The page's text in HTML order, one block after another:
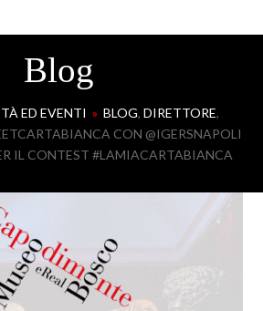
Blog
ED EVENTI » BLOG, DIRETTORE,
CON @IGERSNAPOLI
IL CONTEST #LAMIACARTABIANCA